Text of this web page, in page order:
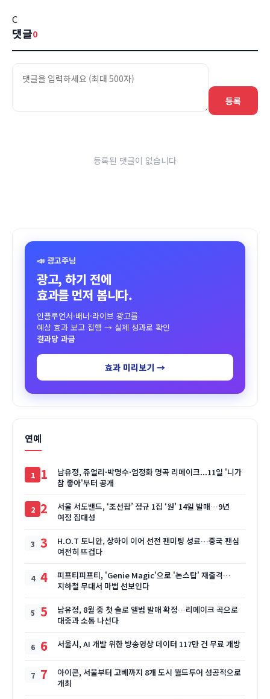
C
댓글0
등록
등록된 댓글이 없습니다
📣 광고주님
광고, 하기 전에
효과를 먼저 봅니다.
인플루언서·배너·라이브 광고를
예상 효과 보고 집행 → 실제 성과로 확인
결과당 과금
효과 미리보기 →
연예
1
남유정, 쥬얼리·박명수·엄정화 명곡 리메이크...11일 '니가
참 좋아'부터 공개
2
서울 서도밴드, ‘조선팝’ 정규 1집 ‘원’ 14일 발매…9년
여정 집대성
3
H.O.T 토니안, 상하이 이어 선전 팬미팅 성료…중국 팬심
여전히 뜨겁다
4
피프티피프티, 'Genie Magic'으로 '논스탑' 재출격…
지하철 무대서 마법 선보인다
5
남유정, 8월 중 첫 솔로 앨범 발매 확정…리메이크 곡으로
대중과 소통 나선다
6 서울시, AI 개발 위한 방송영상 데이터 117만 건 무료 개방
7
아이콘, 서울부터 고베까지 8개 도시 월드투어 성공적으로
개최